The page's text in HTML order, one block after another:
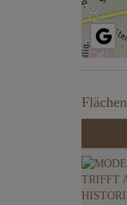
Flächen